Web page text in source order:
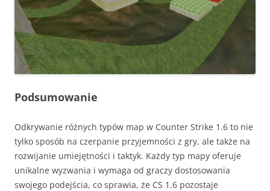
Podsumowanie
Odkrywanie różnych typów map w Counter Strike 1.6 to nie
tylko sposób na czerpanie przyjemności z gry, ale także na
rozwijanie umiejętności i taktyk. Każdy typ mapy oferuje
unikalne wyzwania i wymaga od graczy dostosowania
swojego podejścia, co sprawia, że CS 1.6 pozostaje